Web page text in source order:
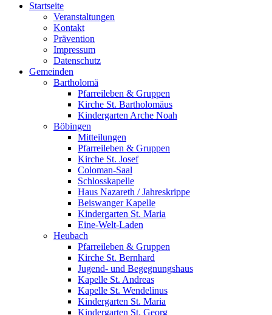
Startseite
Veranstaltungen
Kontakt
Prävention
Impressum
Datenschutz
Gemeinden
Bartholomä
Pfarreileben & Gruppen
Kirche St. Bartholomäus
Kindergarten Arche Noah
Böbingen
Mitteilungen
Pfarreileben & Gruppen
Kirche St. Josef
Coloman-Saal
Schlosskapelle
Haus Nazareth / Jahreskrippe
Beiswanger Kapelle
Kindergarten St. Maria
Eine-Welt-Laden
Heubach
Pfarreileben & Gruppen
Kirche St. Bernhard
Jugend- und Begegnungshaus
Kapelle St. Andreas
Kapelle St. Wendelinus
Kindergarten St. Maria
Kindergarten St. Georg